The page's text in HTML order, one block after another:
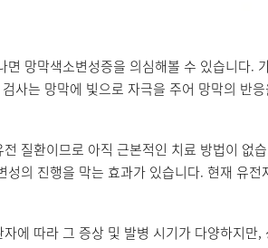
면 망막색소변성증을 의심해볼 수 있습니다.
사는 망막에 빛으로 자극을 주어 망막의 반
질환이므로 아직 근본적인 치료 방법이 없
성의 진행을 막는 효과가 있습니다. 현재 유
에 따라 그 증상 및 발병 시기가 다양하지